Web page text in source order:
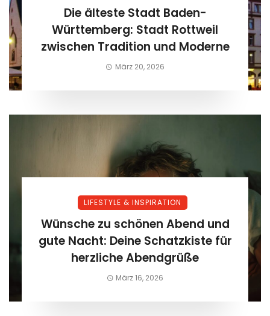
Die älteste Stadt Baden-
Württemberg: Stadt Rottweil
zwischen Tradition und Moderne
März 20, 2026
LIFESTYLE & INSPIRATION
Wünsche zu schönen Abend und
gute Nacht: Deine Schatzkiste für
herzliche Abendgrüße
März 16, 2026